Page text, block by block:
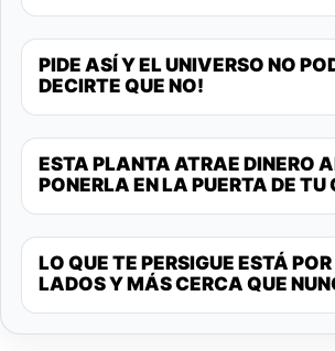
PIDE ASÍ Y EL UNIVERSO NO
DECIRTE QUE NO!
ESTA PLANTA ATRAE DINERO
PONERLA EN LA PUERTA DE TU
LO QUE TE PERSIGUE ESTÁ
LADOS Y MÁS CERCA QUE